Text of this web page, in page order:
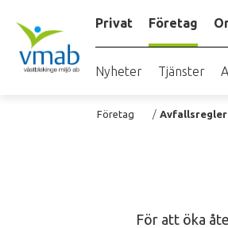
huvudinnehåll
Privat Företag
Nyheter Tjänster
Länkstig
Företag Avfallsregler
För att öka